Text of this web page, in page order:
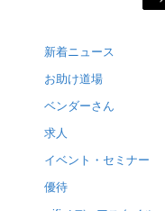
新着ニュース
お助け道場
ベンダーさん
求人
イベント・セミナー
優待